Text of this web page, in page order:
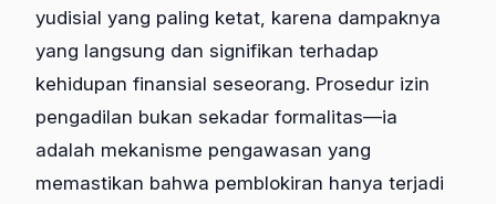
yudisial yang paling ketat, karena dampaknya
yang langsung dan signifikan terhadap
kehidupan finansial seseorang. Prosedur izin
pengadilan bukan sekadar formalitas—ia
adalah mekanisme pengawasan yang
memastikan bahwa pemblokiran hanya terjadi